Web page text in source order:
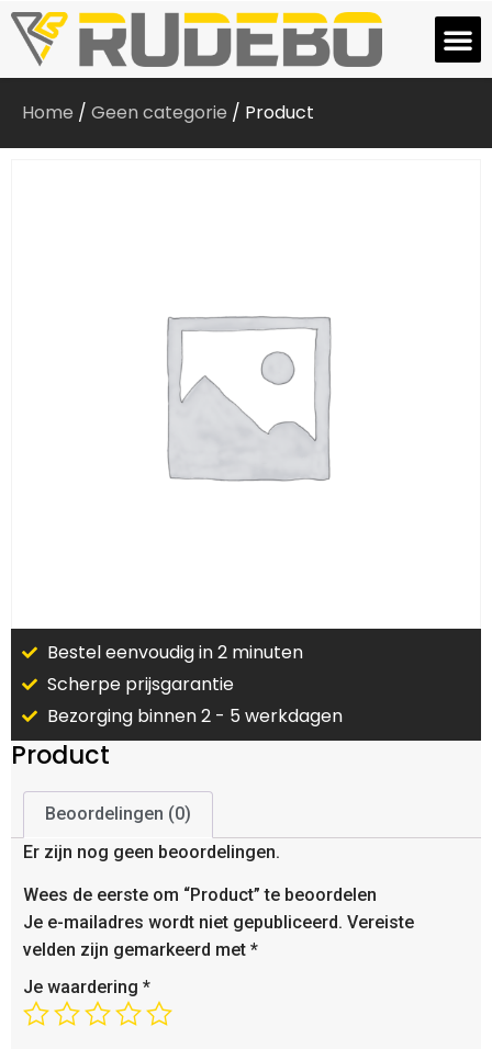
Home / Geen categorie / Product
Bestel eenvoudig in 2 minuten
Scherpe prijsgarantie
Bezorging binnen 2 - 5 werkdagen
Product
Beoordelingen (0)
Er zijn nog geen beoordelingen.
Wees de eerste om “Product” te beoordelen
Je e-mailadres wordt niet gepubliceerd. Vereiste
velden zijn gemarkeerd met *
Je waardering *